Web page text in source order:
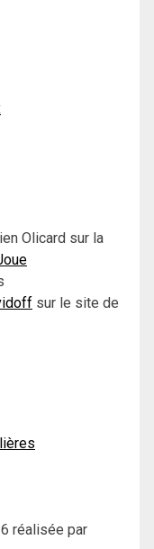
Olicard sur la
sur le site de
réalisée par